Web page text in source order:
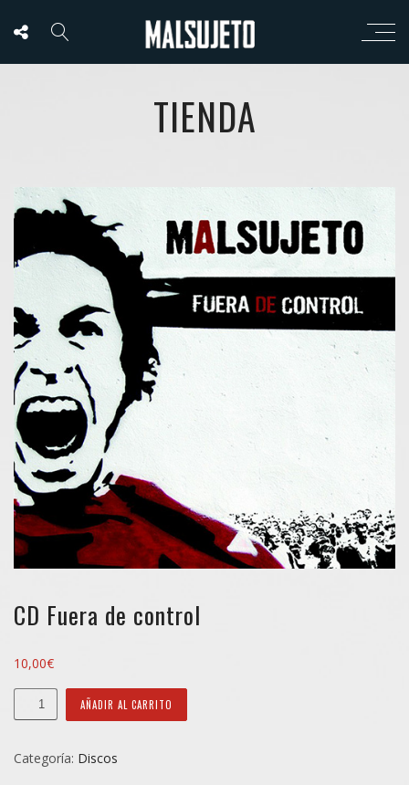
TIENDA
CD Fuera de control
10,00€
Fuera
control
AÑADIR AL CARRITO
Categoría: Discos